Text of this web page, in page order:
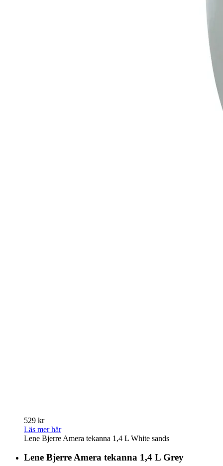
529 kr
Läs mer här
Lene Bjerre Amera tekanna 1,4 L White sands
Lene Bjerre Amera tekanna 1,4 L Grey